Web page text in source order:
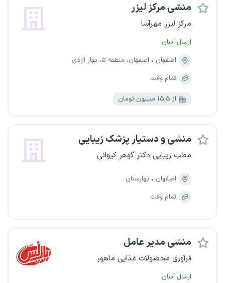
منشی مرکز لیزر
مرکز لیزر مهرآسا
ارسال آسان
اصفهان
اصفهان، منطقه ۵، بهار آزادی
تمام وقت
از ۱۵.۵ میلیون تومان
منشی و دستیار پزشک زیبایی
مطب زیبایی دکتر گوهر کیوانی
اصفهان
بهارستان
تمام وقت
منشی مدیر عامل
فرآوری محصولات غذایی ماهور
ارسال آسان